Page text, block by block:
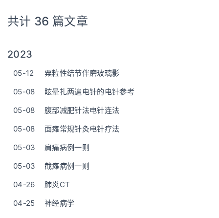
共计 36 篇文章
2023
05-12
粟粒性结节伴磨玻璃影
05-08
眩晕扎两遍电针的电针参考
05-08
腹部减肥针法电针连法
05-08
面瘫常规针灸电针疗法
05-03
肩痛病例一则
05-03
截瘫病例一则
04-26
肺炎CT
04-25
神经病学